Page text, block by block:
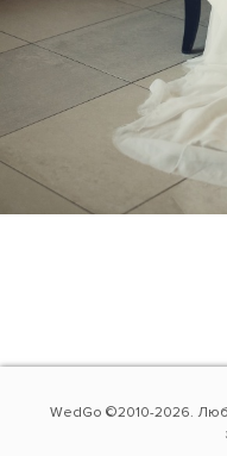
WedGo ©2010-2026.